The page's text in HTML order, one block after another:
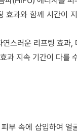
효과와 함께 시간이
스러운 리프팅 효과,
과 지속 기간이 다를
부 속에 삽입하여 얼